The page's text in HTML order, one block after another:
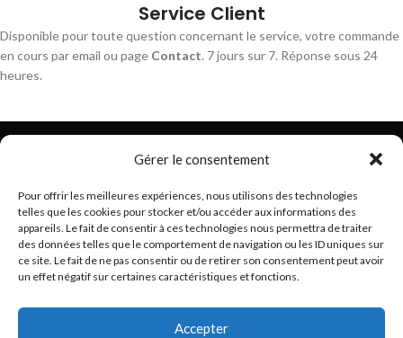
Gérer le consentement
Pour offrir les meilleures expériences, nous utilisons des technologies
telles que les cookies pour stocker et/ou accéder aux informations des
appareils. Le fait de consentir à ces technologies nous permettra de traiter
des données telles que le comportement de navigation ou les ID uniques sur
ce site. Le fait de ne pas consentir ou de retirer son consentement peut avoir
un effet négatif sur certaines caractéristiques et fonctions.
Accepter
Service Client
Disponible pour toute question concernant le service, votre commande
en cours par email ou page Contact. 7 jours sur 7. Réponse sous 24
heures.
Trouvez les meilleurs bracelets de montres connectés
hello@braceletsmartwatch.com
BRACELETS DE MONTRES CONNECTÉES EN EUROPE
VOUS ET BRACELETSMARTWATCH